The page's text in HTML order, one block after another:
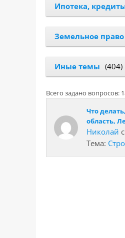
Ипотека,
Земельное право
Иные темы (404)
Всего задано вопросов:
Что
область,
Николай
Тема: